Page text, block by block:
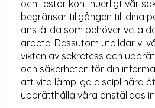
och testar kontinuerligt vår
begränsar tillgången till dina
anställda som behöver veta
arbete. Dessutom utbildar vi
vikten av sekretess och
och säkerheten för din
att vita lämpliga disciplinära
upprätthålla våra anställdas